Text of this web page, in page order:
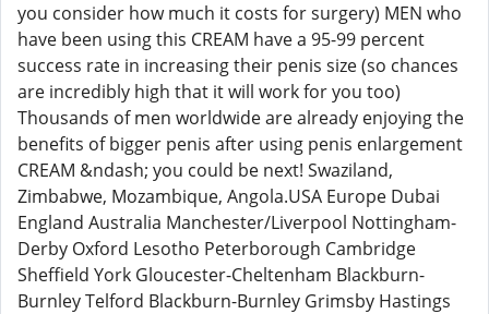
you consider how much it costs for surgery) MEN who
have been using this CREAM have a 95-99 percent
success rate in increasing their penis size (so chances
are incredibly high that it will work for you too)
Thousands of men worldwide are already enjoying the
benefits of bigger penis after using penis enlargement
CREAM &ndash; you could be next! Swaziland,
Zimbabwe, Mozambique, Angola.USA Europe Dubai
England Australia Manchester/Liverpool Nottingham-
Derby Oxford Lesotho Peterborough Cambridge
Sheffield York Gloucester-Cheltenham Blackburn-
Burnley Telford Blackburn-Burnley Grimsby Hastings